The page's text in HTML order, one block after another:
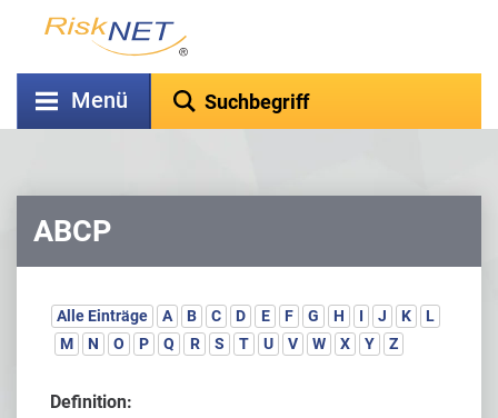
Menü
ABCP
Alle Einträge A B C D E F G H I J K
L
M
N O P Q R S T U V W X Y Z
Definition: